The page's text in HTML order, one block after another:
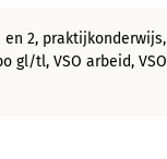
en 2, praktijkonderwijs,
gl/tl, VSO arbeid, VSO